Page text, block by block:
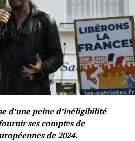
d’une peine d’inéligibilité
ses comptes de
de 2024.